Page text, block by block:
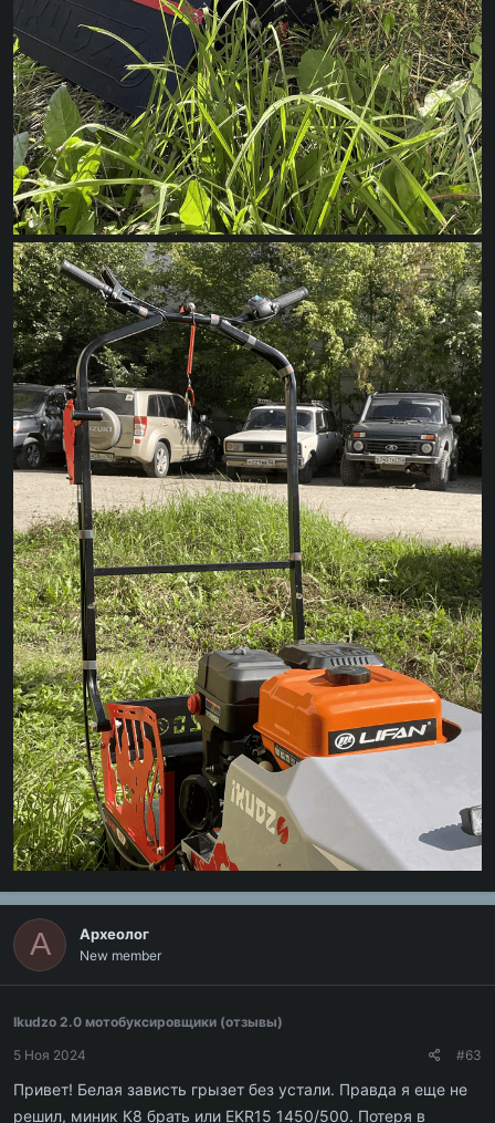
А Археолог
New member
Ikudzo 2.0 мотобуксировщики (отзывы)
5 Ноя 2024
#63
Привет! Белая зависть грызет без устали. Правда я еще не
решил, миник К8 брать или EKR15 1450/500. Потеря в